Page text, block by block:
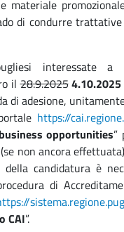
materiale
di condurre
interessate a
il28.9.2025
di adesione,
https://
opportunities”
non ancora
della candidatura è
di
CAI”.